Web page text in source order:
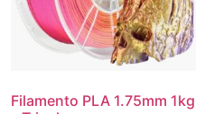
Filamento PLA 1.75mm 1kg